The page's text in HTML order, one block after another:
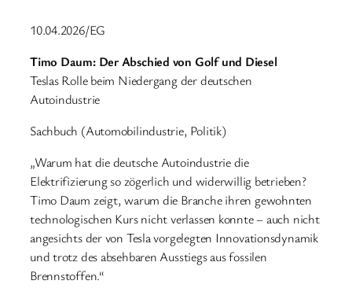
10.04.2026/EG
Timo Daum: Der Abschied von Golf und Diesel
Teslas Rolle beim Niedergang der deutschen
Autoindustrie
Sachbuch (Automobilindustrie, Politik)
„Warum hat die deutsche Autoindustrie die
Elektrifizierung so zögerlich und widerwillig betrieben?
Timo Daum zeigt, warum die Branche ihren gewohnten
technologischen Kurs nicht verlassen konnte – auch nicht
angesichts der von Tesla vorgelegten Innovationsdynamik
und trotz des absehbaren Ausstiegs aus fossilen
Brennstoffen.“